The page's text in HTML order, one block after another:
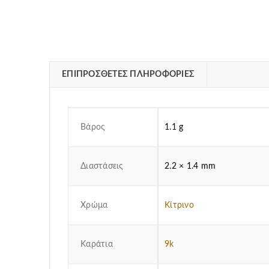
ΕΠΙΠΡΌΣΘΕΤΕΣ ΠΛΗΡΟΦΟΡΊΕΣ
Βάρος 1.1 g
Διαστάσεις 2.2 × 1.4 mm
Χρώμα Κίτρινο
Καράτια 9k